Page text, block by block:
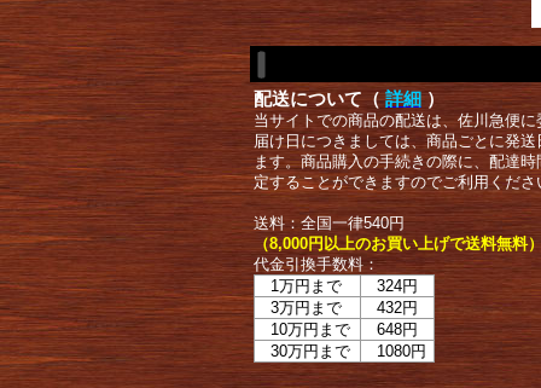
配送について（ 詳細 ）
当サイトでの商品の配送は、佐川急便
届け日につきましては、商品ごとに発
ます。商品購入の手続きの際に、配達
定することができますのでご利用くださ
送料：全国一律540円
（8,000円以上のお買い上げで送料無料
代金引換手数料：
1万円まで
324円
3万円まで
432円
10万円まで
648円
30万円まで
1080円